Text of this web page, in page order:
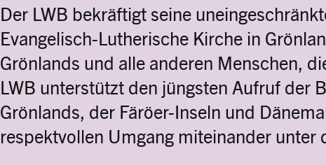
Der LWB bekräftigt seine
Evangelisch-Lutherische Kirche in
Grönlands und alle anderen Menschen,
LWB unterstützt den jüngsten Aufruf der
Grönlands, der Färöer-Inseln und
respektvollen Umgang miteinander unter